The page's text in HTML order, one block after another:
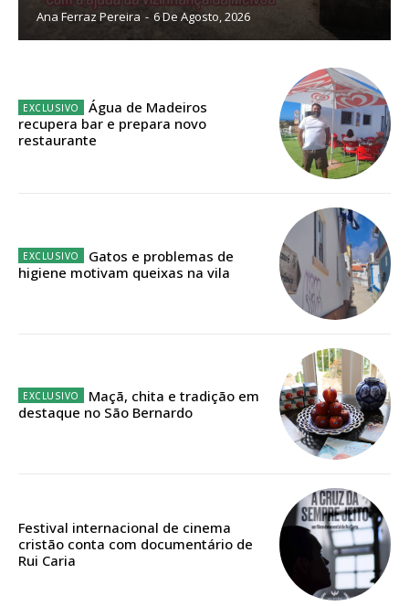
Sendo assinante terá acesso a todos os conteúdos exclusivos e versões
12 meses
Edição em papel entregue à Quinta-feira em sua
Acesso ao conteúdo online
Acesso aos conteúdos Exclusivos para
Ana Ferraz Pereira - 6 De Agosto, 2026
Água de Madeiros
recupera bar e prepara novo
restaurante
Gatos e problemas de
higiene motivam queixas na vila
Maçã, chita e tradição em
destaque no São Bernardo
Festival internacional de cinema
cristão conta com documentário de
Rui Caria